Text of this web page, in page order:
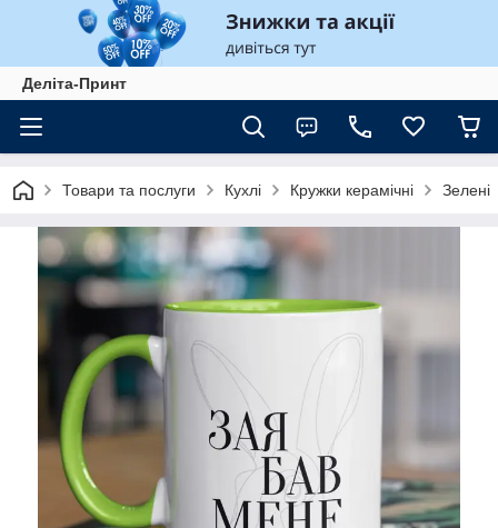
Деліта-Принт
Товари та послуги Кухлі Кружки керамічні Зелені